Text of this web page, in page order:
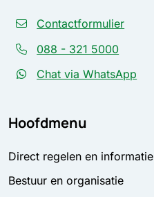
Contactformulier
088 - 321 5000
Chat via WhatsApp
Hoofdmenu
Direct regelen en informatie
Bestuur en organisatie